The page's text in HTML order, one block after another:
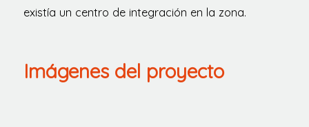
existía un centro de integración en la zona.
Imágenes del proyecto